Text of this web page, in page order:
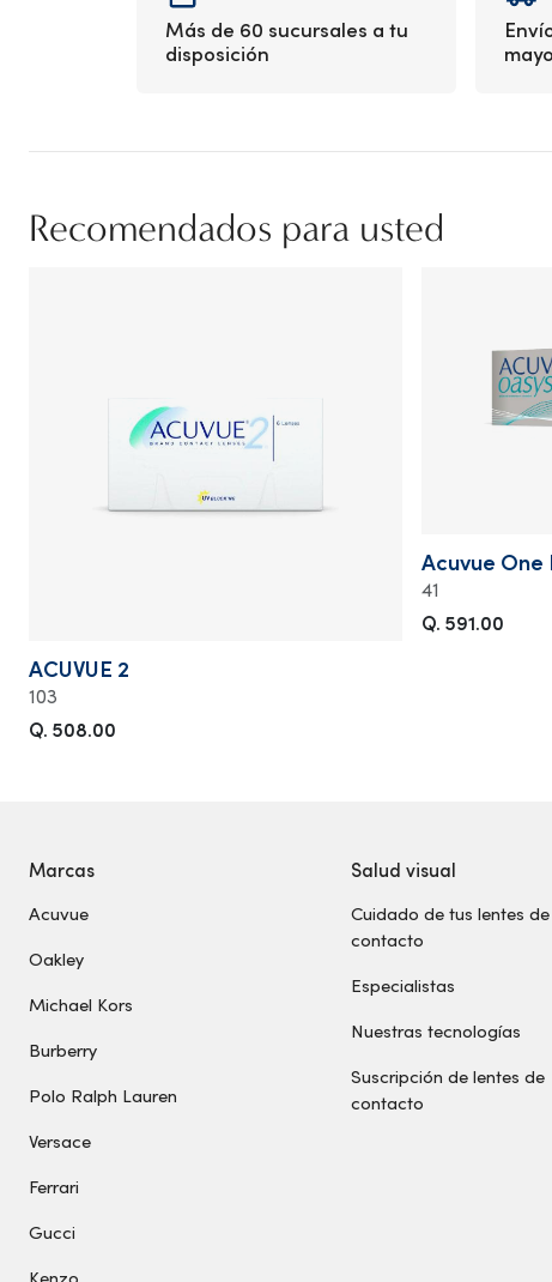
Más de 60 sucursales a tu
disposición
Recomendados para usted
ACUVUE 2
103
Q. 508.00
Acuvue One
41
Q. 591.00
Marcas
Acuvue
Oakley
Michael Kors
Burberry
Polo Ralph Lauren
Versace
Ferrari
Gucci
Salud visual
Cuidado de tus lentes de
contacto
Especialistas
Nuestras tecnologías
Suscripción de lentes de
contacto